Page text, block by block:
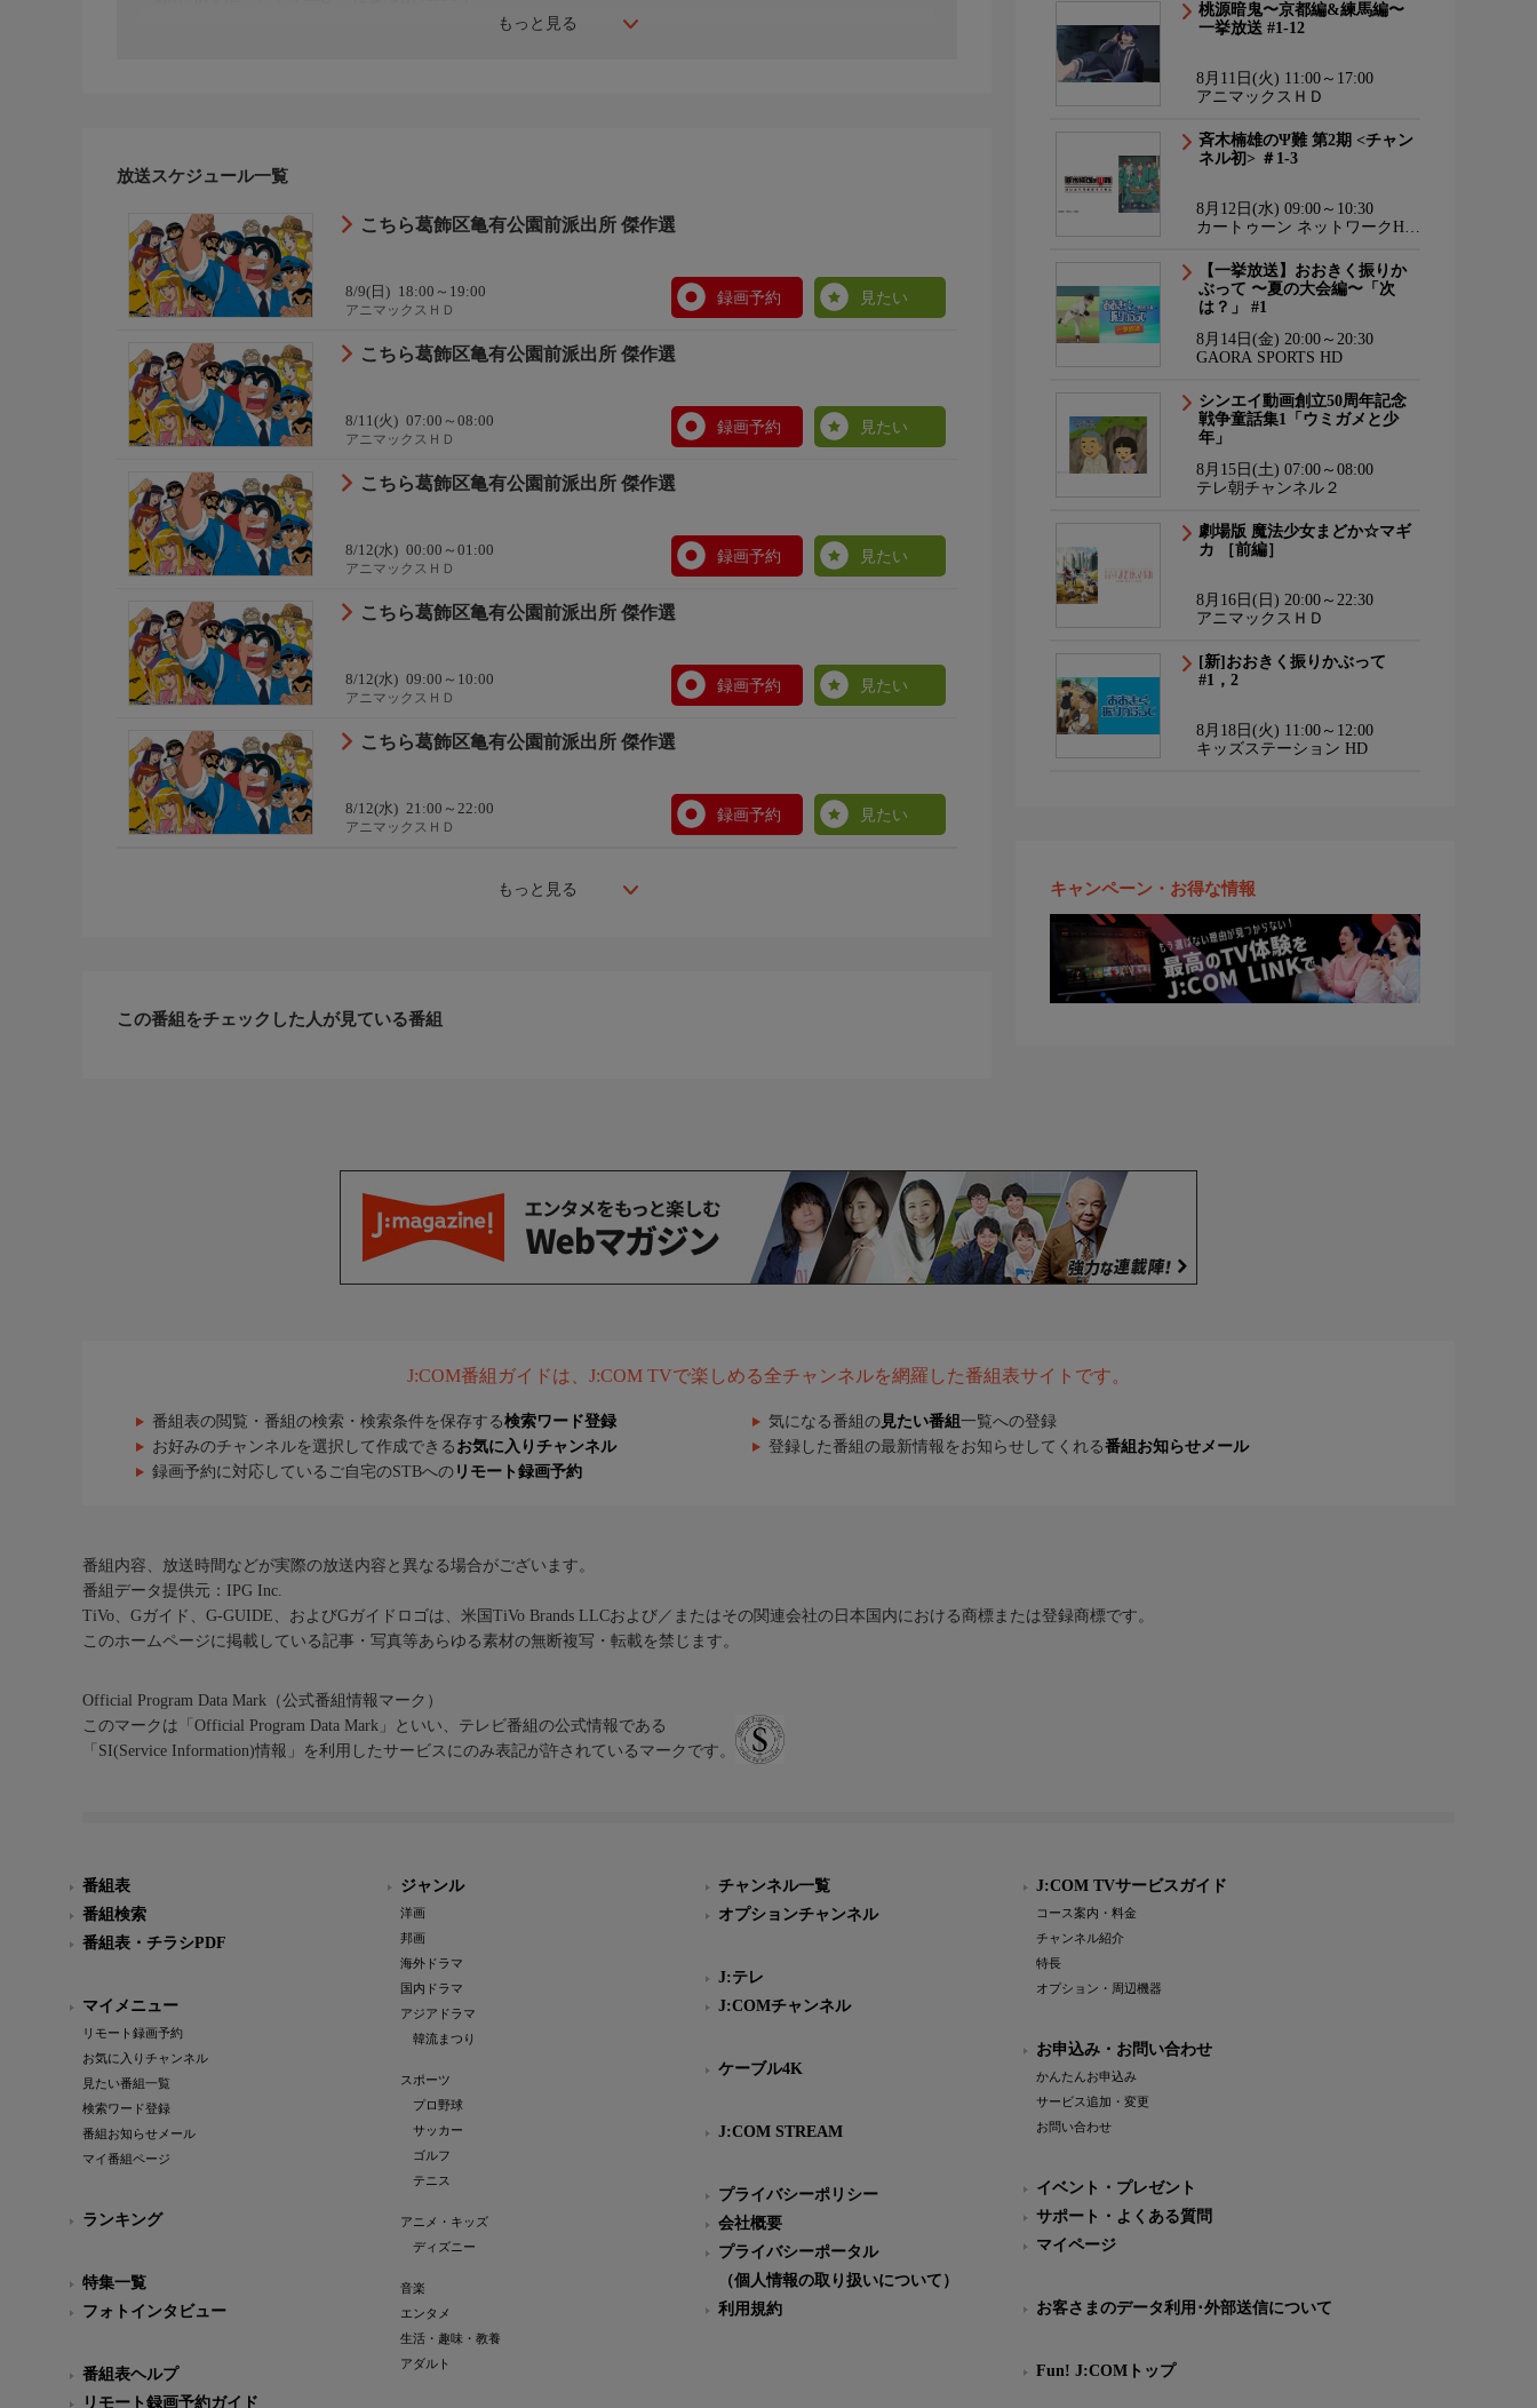
もっと見る
放送スケジュール一覧
こちら葛飾区亀有公園前派出所 傑作選
8/9(日) 18:00～19:00
アニマックスＨＤ
録画予約 見たい
こちら葛飾区亀有公園前派出所 傑作選
8/11(火) 07:00～08:00
アニマックスＨＤ
録画予約 見たい
こちら葛飾区亀有公園前派出所 傑作選
8/12(水) 00:00～01:00
アニマックスＨＤ
録画予約 見たい
こちら葛飾区亀有公園前派出所 傑作選
8/12(水) 09:00～10:00
アニマックスＨＤ
録画予約 見たい
こちら葛飾区亀有公園前派出所 傑作選
8/12(水) 21:00～22:00
アニマックスＨＤ
録画予約 見たい
もっと見る
この番組をチェックした人が見ている番組
桃源暗鬼〜京都編&練馬編〜
一挙放送 #1-12
8月11日(火) 11:00～17:00
アニマックスＨＤ
斉木楠雄のΨ難 第2期 <チャン
ネル初> ＃1-3
8月12日(水) 09:00～10:30
カートゥーン ネットワークHD
【一挙放送】おおきく振りか
ぶって 〜夏の大会編〜「次
は？」 #1
8月14日(金) 20:00～20:30
GAORA SPORTS HD
シンエイ動画創立50周年記念
戦争童話集1「ウミガメと少
年」
8月15日(土) 07:00～08:00
テレ朝チャンネル２
劇場版 魔法少女まどか☆マギ
カ ［前編］
8月16日(日) 20:00～22:30
アニマックスＨＤ
[新]おおきく振りかぶって
#1，2
8月18日(火) 11:00～12:00
キッズステーション HD
キャンペーン・お得な情報
J:COM番組ガイドは、J:COM TVで楽しめる全チャンネルを網羅した番組表サイトです。
番組表の閲覧・番組の検索・検索条件を保存する検索ワード登録 気になる番組の 見たい番組 一覧への登録
お好みのチャンネルを選択して作成できる お気に入りチャンネル 登録した番組の最新情報をお知らせしてくれる番組お知らせメール
録画予約に対応しているご自宅のSTBへの リモート録画予約
番組内容、放送時間などが実際の放送内容と異なる場合がございます。
番組データ提供元：IPG Inc.
TiVo、Gガイド、G-GUIDE、およびGガイドロゴは、米国TiVo Brands LLCおよび／またはその関連会社の日本国内における商標または登録商標です。
このホームページに掲載している記事・写真等あらゆる素材の無断複写・転載を禁じます。
Official Program Data Mark（公式番組情報マーク）
このマークは「Official Program Data Mark」といい、テレビ番組の公式情報である
「SI(Service Information)情報」を利用したサービスにのみ表記が許されているマークです。
番組表
番組検索
番組表・チラシPDF
マイメニュー
リモート録画予約
お気に入りチャンネル
見たい番組一覧
検索ワード登録
番組お知らせメール
マイ番組ページ
ランキング
特集一覧
フォトインタビュー
番組表ヘルプ
リモート録画予約ガイド
ジャンル
洋画
邦画
海外ドラマ
国内ドラマ
アジアドラマ
韓流まつり
スポーツ
プロ野球
サッカー
ゴルフ
テニス
アニメ・キッズ
ディズニー
音楽
エンタメ
生活・趣味・教養
アダルト
チャンネル一覧
オプションチャンネル
J:テレ
J:COMチャンネル
ケーブル4K
J:COM STREAM
プライバシーポリシー
会社概要
プライバシーポータル
（個人情報の取り扱いについて）
利用規約
J:COM TVサービスガイド
コース案内・料金
チャンネル紹介
特長
オプション・周辺機器
お申込み・お問い合わせ
かんたんお申込み
サービス追加・変更
お問い合わせ
イベント・プレゼント
サポート・よくある質問
マイページ
お客さまのデータ利用･外部送信について
Fun! J:COMトップ